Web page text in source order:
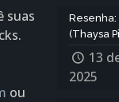
suas
ou
Resenha:
(Thaysa
13
2025